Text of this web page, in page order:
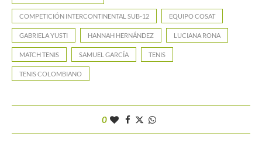
COMPETICIÓN INTERCONTINENTAL SUB-12 EQUIPO COSAT
GABRIELA YUSTI HANNAH HERNÁNDEZ LUCIANA RONA
MATCH TENIS SAMUEL GARCÍA TENIS
TENIS COLOMBIANO
0